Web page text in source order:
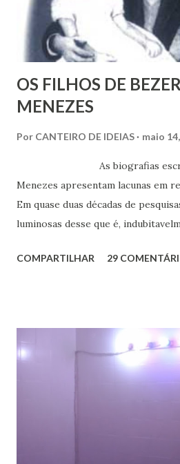
OS FILHOS DE
MENEZES
Por CANTEIRO DE IDEIAS maio
As biografias escritas
Menezes apresentam lacunas em
Em quase duas décadas de
luminosas desse que é,
documentos que nos permitem
Damas Martins e, particularmente,
Bezerra, sobrinha-bisneta de
Fortaleza, conseguimos montar a
COMPARTILHAR 29